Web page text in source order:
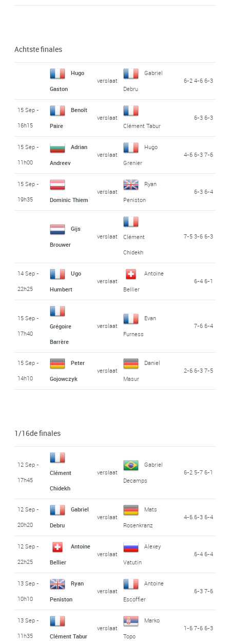
Achtste finales
Hugo
Gaston
verslaat
Gabriel
Debru
6-2 4-6 6-3
15 Sep -
16h15
Benoît
Paire
verslaat
Clément Tabur
6-3 6-3
15 Sep -
11h00
Adrian
Andreev
verslaat
Hugo
Grenier
4-6 6-3 7-6
15 Sep -
19h35
Dominic Thiem
verslaat
Ryan
Peniston
6-3 6-4
Gijs
Brouwer
verslaat
Clément
Chidekh
7-5 3-6 6-3
14 Sep -
22h25
Ugo
Humbert
verslaat
Antoine
Bellier
6-4 6-1
15 Sep -
17h40
Grégoire
Barrère
verslaat
Evan
Furness
7-6 6-4
15 Sep -
14h10
Peter
Gojowczyk
verslaat
Daniel
Masur
2-6 6-3 7-5
1/16de finales
12 Sep -
17h45
Clément
Chidekh
verslaat
Gabriel
Decamps
6-2 5-7 6-1
12 Sep -
20h20
Gabriel
Debru
verslaat
Mats
Rosenkranz
4-6 6-3 6-4
12 Sep -
22h25
Antoine
Bellier
verslaat
Alexey
Vatutin
6-4 6-4
13 Sep -
10h10
Ryan
Peniston
verslaat
Antoine
Escoffier
6-3 7-6
13 Sep -
11h35
Clément Tabur
verslaat
Marko
Topo
1-6 7-6 6-3